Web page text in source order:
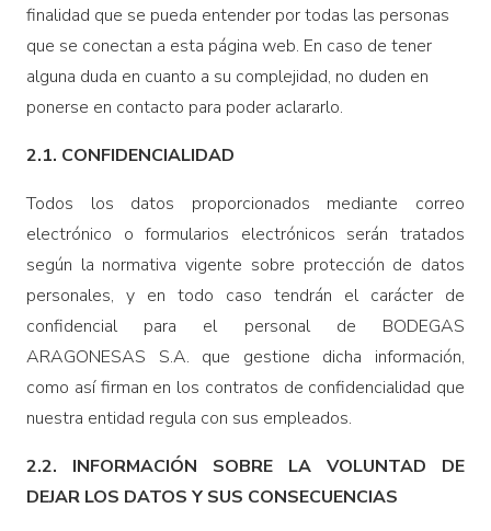
finalidad que se pueda entender por todas las personas
que se conectan a esta página web. En caso de tener
alguna duda en cuanto a su complejidad, no duden en
ponerse en contacto para poder aclararlo.
2.1. CONFIDENCIALIDAD
Todos los datos proporcionados mediante correo
electrónico o formularios electrónicos serán tratados
según la normativa vigente sobre protección de datos
personales, y en todo caso tendrán el carácter de
confidencial para el personal de BODEGAS
ARAGONESAS S.A. que gestione dicha información,
como así firman en los contratos de confidencialidad que
nuestra entidad regula con sus empleados.
2.2. INFORMACIÓN SOBRE LA VOLUNTAD DE
DEJAR LOS DATOS Y SUS CONSECUENCIAS